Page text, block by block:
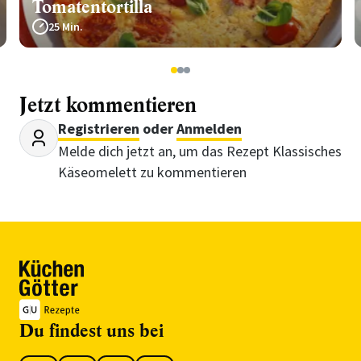
Tomatentortilla
25 Min.
123
Jetzt kommentieren
Registrieren oderAnmelden
Melde dich jetzt an, um das Rezept Klassisches
Käseomelett zu kommentieren
Du findest uns bei